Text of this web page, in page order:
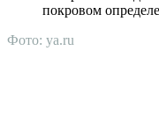
покровом
Фото: ya.ru